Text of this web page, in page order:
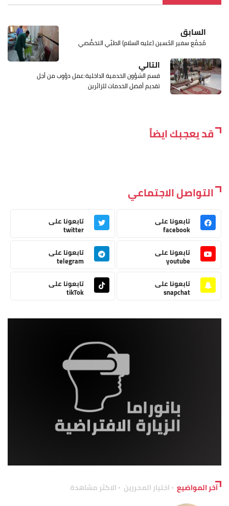
السابق
مُجمَّع سفير الحُسين (عليه السلام) الطبِّي التخصُّصي
التالي
قسم الشؤون الخدمية الداخلية:عمل دؤوب من أجل
تقديم أفضل الخدمات للزائرين
قد يعجبك ايضاً
التواصل الاجتماعي
تابعونا على
facebook
تابعونا على
twitter
تابعونا على
youtube
تابعونا على
telegram
تابعونا على
snapchat
تابعونا على
tikTok
آخر المواضيع اختيار المحررين الاكثر مشاهدة